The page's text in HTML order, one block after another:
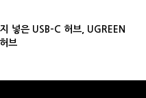
넣은 USB-C 허브, UGREEN
브